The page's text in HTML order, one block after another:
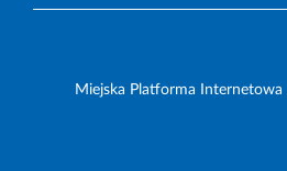
Miejska Platforma Internetowa